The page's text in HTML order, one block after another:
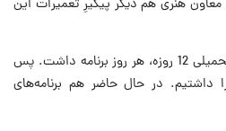
هنری هم دیگر پیگیرِ تعمیرات این
معاونت هنری در روزهای جنگ تحمیلی 12 روزه، هر روز برنامه داشت. پس
داشتیم. در حال حاضر هم برنامه‌های